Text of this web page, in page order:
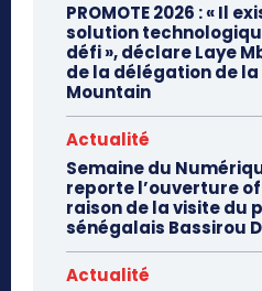
PROMOTE 2026 : « Il
solution
défi », déclare Laye
de la délégation de la
Mountain
Actualité
Semaine du
reporte l’ouverture
raison de la visite du
sénégalais Bassirou
Actualité